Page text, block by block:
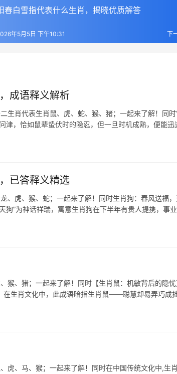
春白雪指代表什么生肖，揭晓优质解答
下
年5月5日 下午10:31
成语释义解析
生肖代表生肖鼠、虎、蛇、猴、猪；一起来了解！同时
津，恰如鼠辈蛰伏时的隐忍，但一旦时机成熟，便能迅
已答释义精选
、虎、猴、蛇；一起来了解！同时生肖狗：春风送福
狗”为神话祥瑞，寓意生肖狗在下半年有贵人提携，事
、猪；一起来了解！同时【生肖鼠：机敏背后的隐忧
在生肖文化中，此成语暗指生肖鼠——聪慧却易弄巧成
虎、马、猴；一起来了解！同时在中国传统文化中,生